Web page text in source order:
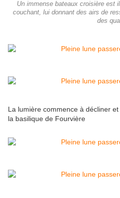
Un immense bateaux croisière est
couchant, lui donnant des airs de
des
La lumière commence à décliner
la basilique de Fourvière